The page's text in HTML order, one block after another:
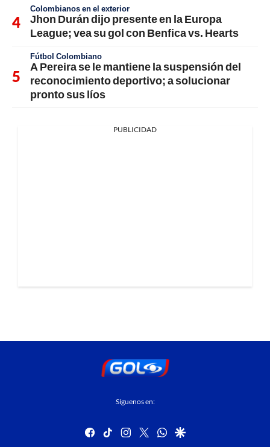
Colombianos en el exterior
Jhon Durán dijo presente en la Europa
League; vea su gol con Benfica vs. Hearts
Fútbol Colombiano
A Pereira se le mantiene la suspensión del
reconocimiento deportivo; a solucionar
pronto sus líos
PUBLICIDAD
Síguenos en:
facebook
tiktok instagram
twitterwhatsapp
google